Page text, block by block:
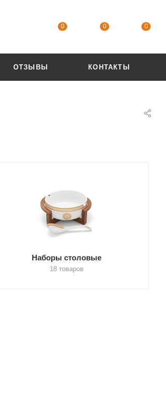
0 0 0
ОТЗЫВЫ КОНТАКТЫ
Наборы столовые
18 товаров